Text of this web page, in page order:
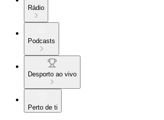
Rádio
Podcasts
Desporto ao vivo
Perto de ti